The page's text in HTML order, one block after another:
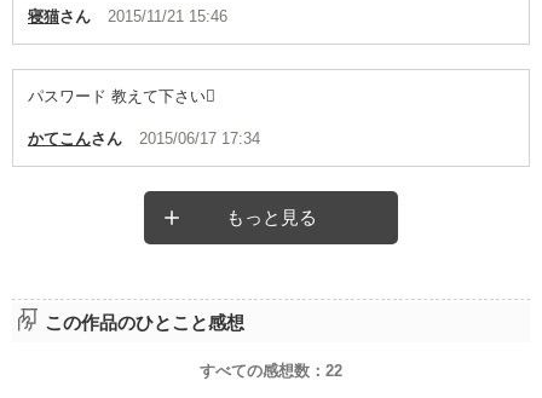
寝猫さん 2015/11/21 15:46
パスワード 教えて下さい
かてこんさん 2015/06/17 17:34
もっと見る
この作品のひとこと感想
すべての感想数： 22